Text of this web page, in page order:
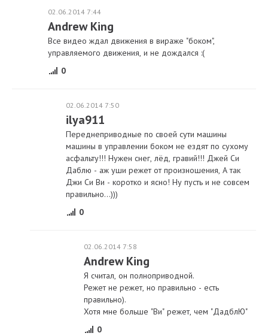
02.06.2014 7:44
Andrew King
Все видео ждал движения в вираже "боком",
управляемого движения, и не дождался :(
0
02.06.2014 7:50
ilya911
Переднеприводные по своей сути машины
машины в управлении боком не ездят по сухому
асфальту!!! Нужен снег, лёд, гравий!!! Джей Си
Даблю - аж уши режет от произношения, А так
Джи Си Ви - коротко и ясно! Ну пусть и не совсем
правильно...)))
0
02.06.2014 7:58
Andrew King
Я считал, он полноприводной.
Режет не режет, но правильно - есть
правильно).
Хотя мне больше "Ви" режет, чем "ДадблЮ"
0